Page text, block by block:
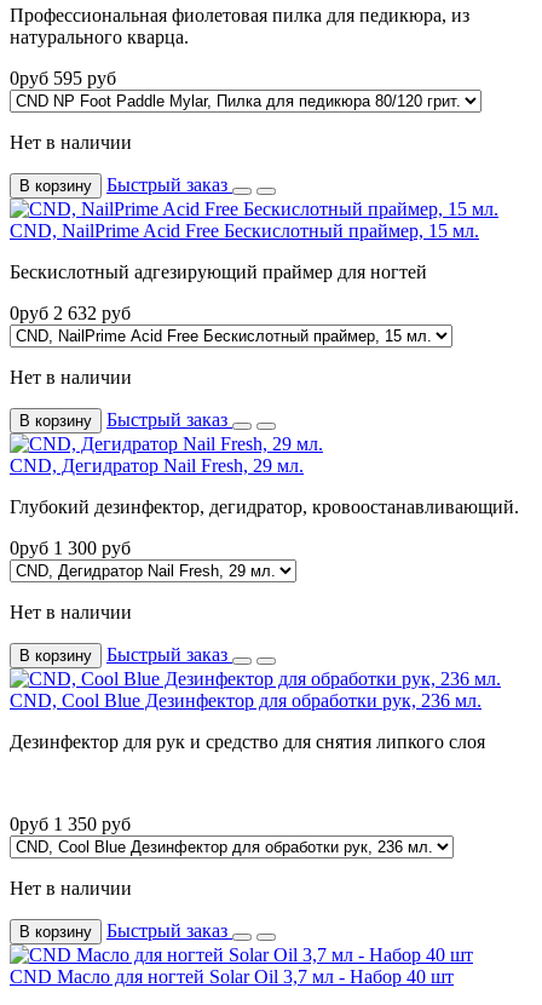
Профессиональная фиолетовая пилка для педикюра, из
натурального кварца.
0руб 595 руб
Нет в наличии
В корзину Быстрый заказ
CND, NailPrime Acid Free Бескислотный праймер, 15 мл.
Бескислотный адгезирующий праймер для ногтей
0руб 2 632 руб
Нет в наличии
В корзину Быстрый заказ
CND, Дегидратор Nail Fresh, 29 мл.
Глубокий дезинфектор, дегидратор, кровоостанавливающий.
0руб 1 300 руб
Нет в наличии
В корзину Быстрый заказ
CND, Cool Blue Дезинфектор для обработки рук, 236 мл.
Дезинфектор для рук и средство для снятия липкого слоя
0руб 1 350 руб
Нет в наличии
В корзину Быстрый заказ
CND Масло для ногтей Solar Oil 3,7 мл - Набор 40 шт